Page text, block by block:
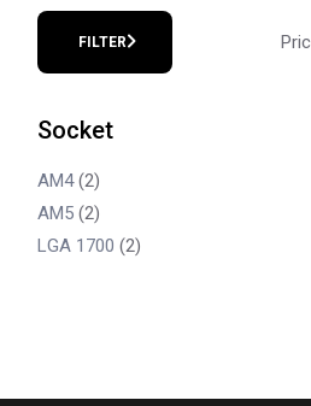
price
price
FILTER
Socket
AM4 (2)
AM5 (2)
LGA 1700 (2)